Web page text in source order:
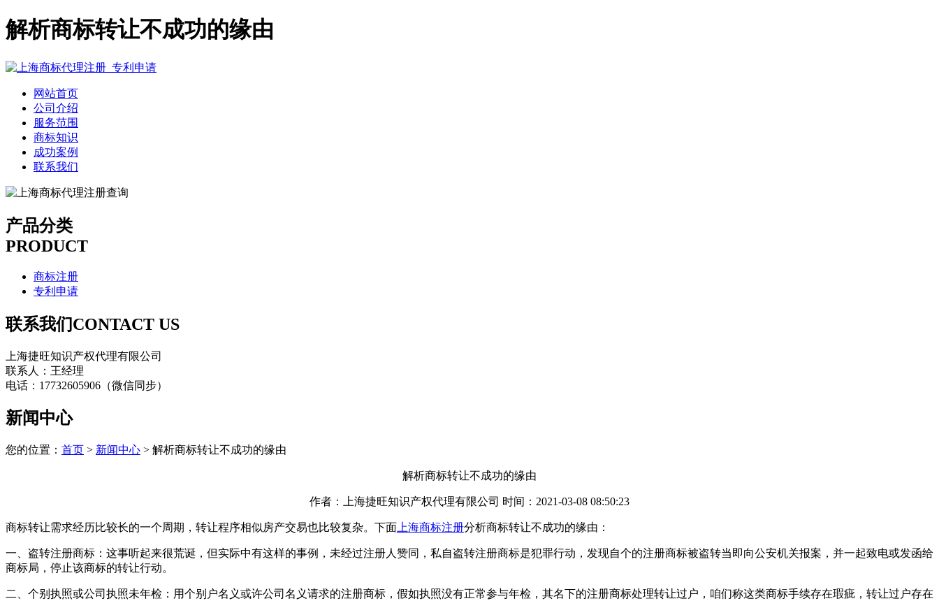
解析商标转让不成功的缘由
网站首页
公司介绍
服务范围
商标知识
成功案例
联系我们
产品分类
PRODUCT
商标注册
专利申请
联系我们CONTACT US
上海捷旺知识产权代理有限公司
联系人：王经理
电话：17732605906（微信同步）
新闻中心
您的位置： 首页 > 新闻中心 > 解析商标转让不成功的缘由
解析商标转让不成功的缘由
作者：上海捷旺知识产权代理有限公司 时间：2021-03-08 08:50:23
商标转让需求经历比较长的一个周期，转让程序相似房产交易也比较复杂。下面 上海商标注册分析商标转让不成功的缘由：
一、盗转注册商标：这事听起来很荒诞，但实际中有这样的事例，未经过注册人赞同，私自盗转注册商标是犯罪行动，发现自个的注册商标被盗转当即向公安机关报案，并一起致电或发函给
商标局，停止该商标的转让行动。
二、个别执照或公司执照未年检：用个别户名义或许公司名义请求的注册商标，假如执照没有正常参与年检，其名下的注册商标处理转让过户，咱们称这类商标手续存在瑕疵，转让过户存在